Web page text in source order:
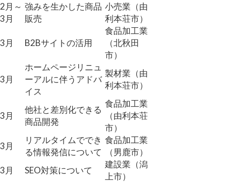
2月～
3月
強みを生かした商品
販売
小売業（由
利本荘市）
3月 B2Bサイトの活用
食品加工業
（北秋田
市）
3月
ホームページリニュ
ーアルに伴うアドバ
イス
製材業（由
利本荘市）
3月
他社と差別化できる
商品開発
食品加工業
（由利本荘
市）
3月
リアルタイムででき
る情報発信について
食品加工業
（男鹿市）
3月
SEO対策について
建設業（潟
上市）